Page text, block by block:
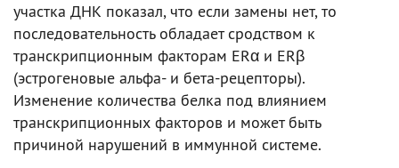
участка ДНК показал, что если замены нет, то
последовательность обладает сродством к
транскрипционным факторам ERα и ERβ
(эстрогеновые альфа- и бета-рецепторы).
Изменение количества белка под влиянием
транскрипционных факторов и может быть
причиной нарушений в иммунной системе.